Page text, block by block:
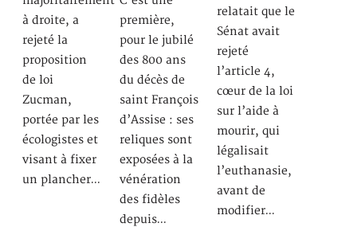
à droite, a
rejeté la
proposition
de loi
Zucman,
portée par les
écologistes et
visant à fixer
un plancher…
première,
pour le jubilé
des 800 ans
du décès de
saint François
d’Assise : ses
reliques sont
exposées à la
vénération
des fidèles
depuis…
relatait que le
Sénat avait
rejeté
l’article 4,
cœur de la loi
sur l’aide à
mourir, qui
légalisait
l’euthanasie,
avant de
modifier…